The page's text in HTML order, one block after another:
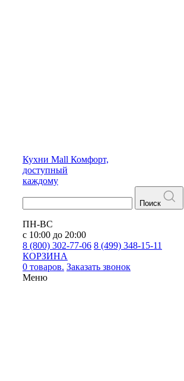
Кухни Mall Комфорт,
доступный
каждому
Поиск
ПН-ВС
с 10:00 до 20:00
8 (800) 302-77-06 8 (499) 348-15-11
КОРЗИНА
0 товаров. Заказать звонок
Меню